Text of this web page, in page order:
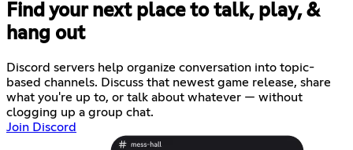
Find your next place to talk, play, &
hang out
Discord servers help organize conversation into topic-
based channels. Discuss that newest game release, share
what you're up to, or talk about whatever — without
clogging up a group chat.
Join Discord